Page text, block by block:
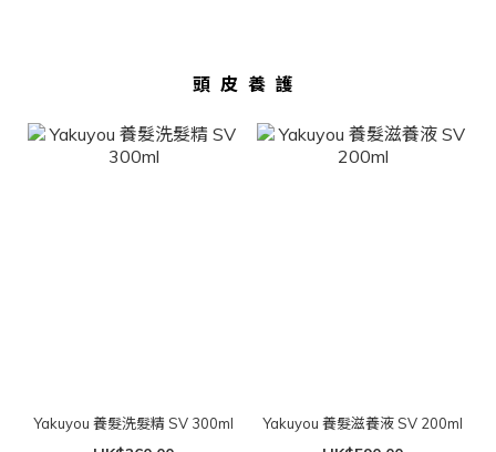
頭皮養護
Yakuyou 養髮洗髮精 SV 300ml Yakuyou 養髮滋養液 SV 200ml